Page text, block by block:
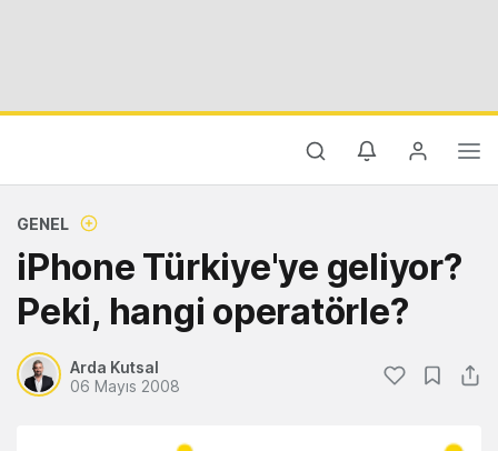
GENEL
iPhone Türkiye'ye geliyor?
Peki, hangi operatörle?
Arda Kutsal
06 Mayıs 2008